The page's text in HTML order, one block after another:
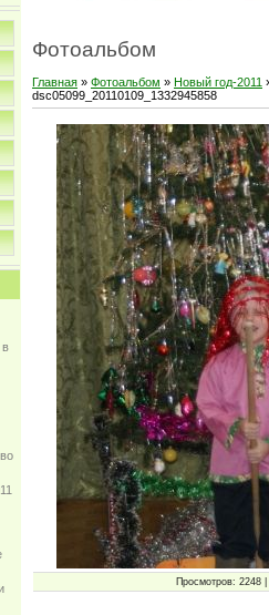
в
Фотоальбом
Главная » Фотоальбом » Новый год-2011
dsc05099_20110109_1332945858
Просмотров: 2248